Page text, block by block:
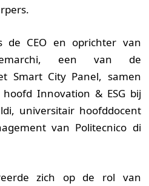
de CEO en oprichter van
een van de
Smart City Panel, samen
Innovation & ESG bij
universitair hoofddocent
van Politecnico di
zich op de rol van